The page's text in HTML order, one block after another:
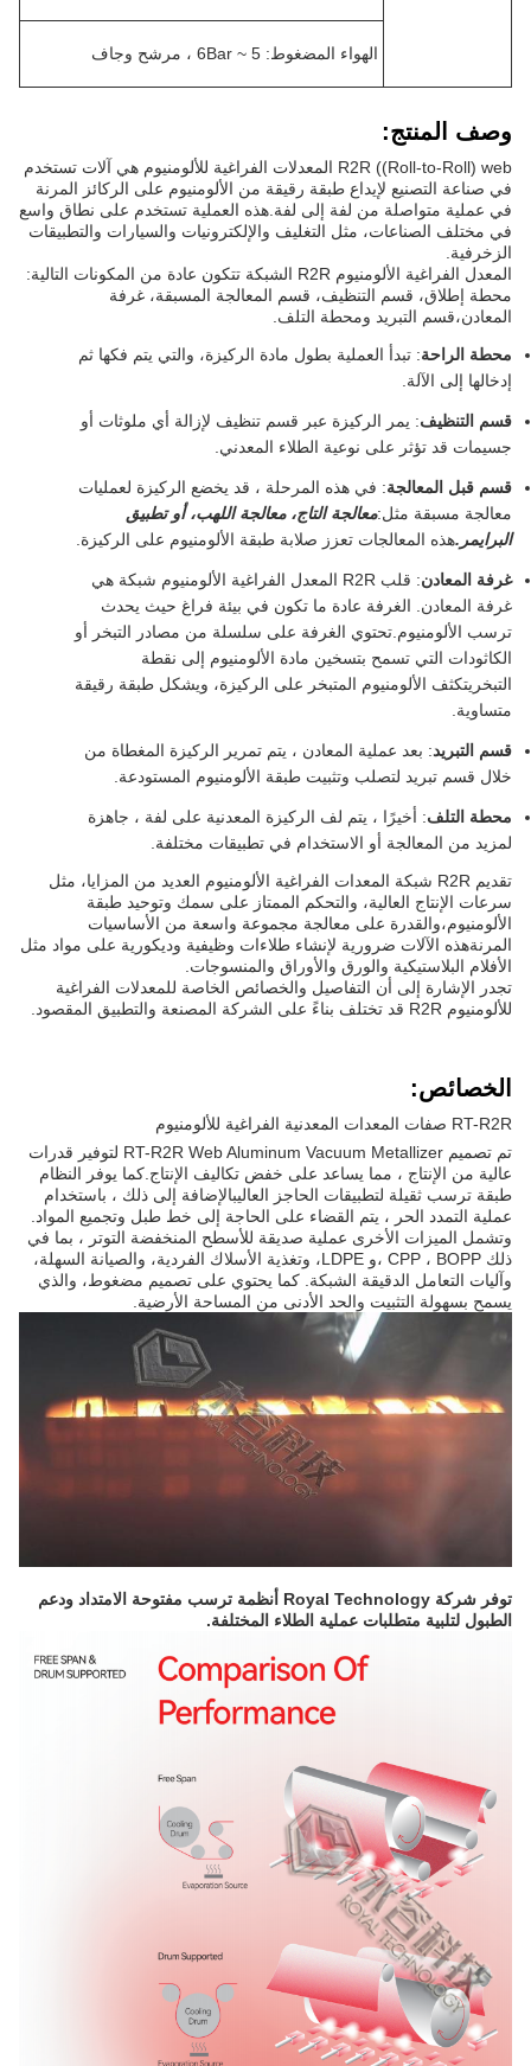
الهواء المضغوط: 5 ~ 6Bar ، مرشح وجاف
وصف المنتج:
R2R ((Roll-to-Roll) web المعدلات الفراغية للألومنيوم هي آلات تستخدم
في صناعة التصنيع لإيداع طبقة رقيقة من الألومنيوم على الركائز المرنة
في عملية متواصلة من لفة إلى لفة.هذه العملية تستخدم على نطاق واسع
في مختلف الصناعات، مثل التغليف والإلكترونيات والسيارات والتطبيقات
الزخرفية.
المعدل الفراغية الألومنيوم R2R الشبكة تتكون عادة من المكونات التالية:
محطة إطلاق، قسم التنظيف، قسم المعالجة المسبقة، غرفة
المعادن،قسم التبريد ومحطة التلف.
محطة الراحة: تبدأ العملية بطول مادة الركيزة، والتي يتم فكها ثم
إدخالها إلى الآلة.
قسم التنظيف: يمر الركيزة عبر قسم تنظيف لإزالة أي ملوثات أو
جسيمات قد تؤثر على نوعية الطلاء المعدني.
قسم قبل المعالجة: في هذه المرحلة ، قد يخضع الركيزة لعمليات
معالجة مسبقة مثل: معالجة التاج، معالجة اللهب، أو تطبيق
البرايمر. هذه المعالجات تعزز صلابة طبقة الألومنيوم على الركيزة.
غرفة المعادن
: قلب R2R المعدل الفراغية الألومنيوم شبكة هي
غرفة المعادن. الغرفة عادة ما تكون في بيئة فراغ حيث يحدث
ترسب الألومنيوم.تحتوي الغرفة على سلسلة من مصادر التبخر أو
الكاثودات التي تسمح بتسخين مادة الألومنيوم إلى نقطة
التبخريتكثف الألومنيوم المتبخر على الركيزة، ويشكل طبقة رقيقة
متساوية.
قسم التبريد: بعد عملية المعادن ، يتم تمرير الركيزة المغطاة من
خلال قسم تبريد لتصلب وتثبيت طبقة الألومنيوم المستودعة.
محطة التلف: أخيرًا ، يتم لف الركيزة المعدنية على لفة ، جاهزة
لمزيد من المعالجة أو الاستخدام في تطبيقات مختلفة.
تقديم R2R شبكة المعدات الفراغية الألومنيوم العديد من المزايا، مثل
سرعات الإنتاج العالية، والتحكم الممتاز على سمك وتوحيد طبقة
الألومنيوم،والقدرة على معالجة مجموعة واسعة من الأساسيات
المرنةهذه الآلات ضرورية لإنشاء طلاءات وظيفية وديكورية على مواد مثل
الأفلام البلاستيكية والورق والأوراق والمنسوجات.
تجدر الإشارة إلى أن التفاصيل والخصائص الخاصة للمعدلات الفراغية
للألومنيوم R2R قد تختلف بناءً على الشركة المصنعة والتطبيق المقصود.
الخصائص:
RT-R2R صفات المعدات المعدنية الفراغية للألومنيوم
تم تصميم RT-R2R Web Aluminum Vacuum Metallizer لتوفير قدرات
عالية من الإنتاج ، مما يساعد على خفض تكاليف الإنتاج.كما يوفر النظام
طبقة ترسب ثقيلة لتطبيقات الحاجز العاليبالإضافة إلى ذلك ، باستخدام
عملية التمدد الحر ، يتم القضاء على الحاجة إلى خط طبل وتجميع المواد.
وتشمل الميزات الأخرى عملية صديقة للأسطح المنخفضة التوتر ، بما في
ذلك CPP ، BOPP ،و LDPE، وتغذية الأسلاك الفردية، والصيانة السهلة،
وآليات التعامل الدقيقة الشبكة. كما يحتوي على تصميم مضغوط، والذي
يسمح بسهولة التثبيت والحد الأدنى من المساحة الأرضية.
توفر شركة Royal Technology أنظمة ترسب مفتوحة الامتداد ودعم
الطبول لتلبية متطلبات عملية الطلاء المختلفة.